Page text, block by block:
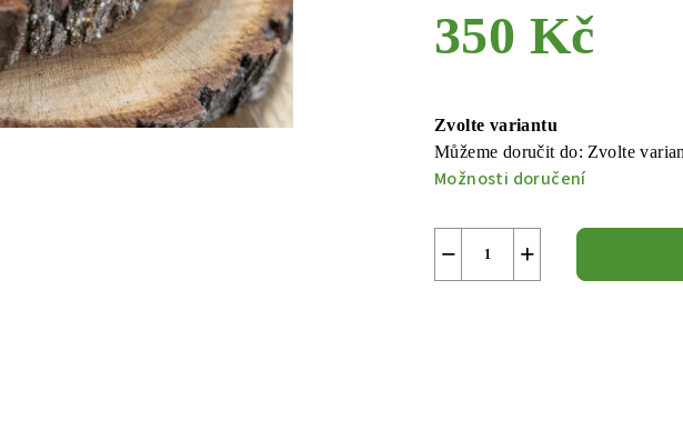
350 Kč
cena:
Zvolte variantu
Můžeme doručit do: Zvolte
Možnosti doručení
+
−